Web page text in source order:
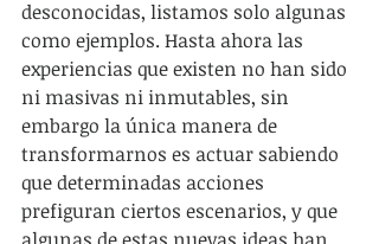
desconocidas, listamos solo algunas
como ejemplos. Hasta ahora las
experiencias que existen no han sido
ni masivas ni inmutables, sin
embargo la única manera de
transformarnos es actuar sabiendo
que determinadas acciones
prefiguran ciertos escenarios, y que